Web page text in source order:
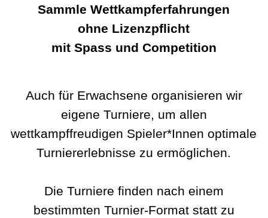
Sammle Wettkampferfahrungen
ohne Lizenzpflicht
mit Spass und Competition
Auch für Erwachsene organisieren wir
eigene Turniere, um allen
wettkampffreudigen Spieler*Innen optimale
Turniererlebnisse zu ermöglichen.
Die Turniere finden nach einem
bestimmten Turnier-Format statt zu